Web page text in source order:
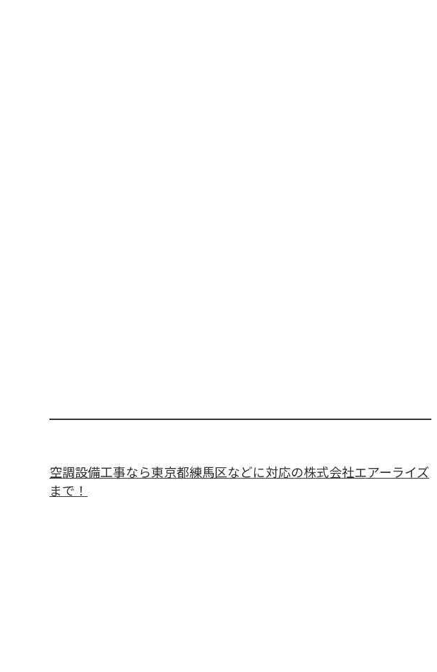
空調設備工事なら東京都練馬区などに対応の株式会社エアーライズ
まで！